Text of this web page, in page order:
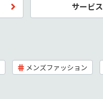
サービス
メンズファッション